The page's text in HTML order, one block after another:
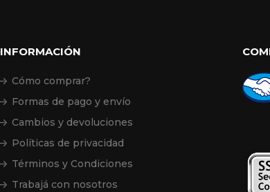
INFORMACIÓN
Cómo comprar?
Formas de pago y envío
Cambios y devoluciones
Políticas de privacidad
Términos y Condiciones
Trabajá con nosotros